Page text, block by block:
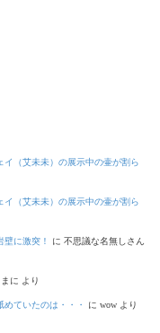
（艾未未）の展示中の壷が割ら
（艾未未）の展示中の壷が割ら
に激突！ に 不思議な名無しさん
まに より
ていたのは・・・ に wow より